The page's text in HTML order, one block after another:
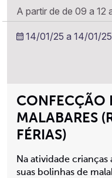
CONFECÇÃO
MALABARES
FÉRIAS)
Na atividade
suas bolinhas de
A partir de de 09 a 12
14/01/25 a 14/01/25